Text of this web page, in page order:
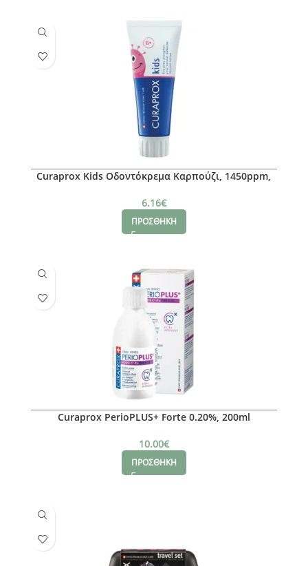
Curaprox Kids Οδοντόκρεμα Καρπούζι, 1450ppm,
6.16€
ΠΡΟΣΘΗΚΗ
Curaprox PerioPLUS+ Forte 0.20%, 200ml
10.00€
ΠΡΟΣΘΗΚΗ